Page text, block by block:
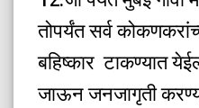
तोपर्यंत सर्व
बहिष्कार टाकण्यात
जाऊन जनजागृती